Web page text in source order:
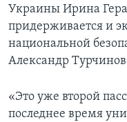
Украины Ирина
придерживается и
национальной
Александр
«Это уже второй
последнее время